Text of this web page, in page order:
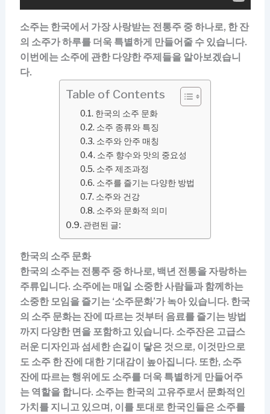
소주는 한국에서 가장 사랑받는 전통주 중 하나로, 한 잔
의 소주가 하루를 더욱 특별하게 만들어줄 수 있습니다.
이번에는 소주에 관한 다양한 주제들을 알아보겠습니
다.
Table of Contents
한국의 소주 문화
소주 종류와 특징
소주와 안주 매칭
소주 향수와 맛의 중요성
소주 제조과정
소주를 즐기는 다양한 방법
소주와 건강
소주와 문화적 의미
관련된 글:
한국의 소주 문화
한국의 소주는 전통주 중 하나로, 백년 전통을 자랑하는
주류입니다. 소주에는 매일 소중한 사람들과 함께하는
소중한 모임을 즐기는 ‘소주문화’가 녹아 있습니다. 한국
의 소주 문화는 잔에 따르는 것부터 음료를 즐기는 방법
까지 다양한 면을 포함하고 있습니다. 소주잔은 고급스
러운 디자인과 섬세한 손길이 닿은 것으로, 이것만으로
도 소주 한 잔에 대한 기대감이 높아집니다. 또한, 소주
잔에 따르는 행위에도 소주를 더욱 특별하게 만들어주
는 역할을 합니다. 소주는 한국의 고유주로서 문화적인
가치를 지니고 있으며, 이를 토대로 한국인들은 소주를